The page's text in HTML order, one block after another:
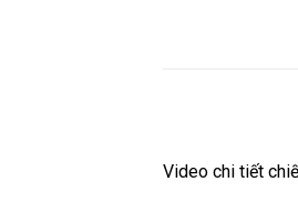
Video chi tiết